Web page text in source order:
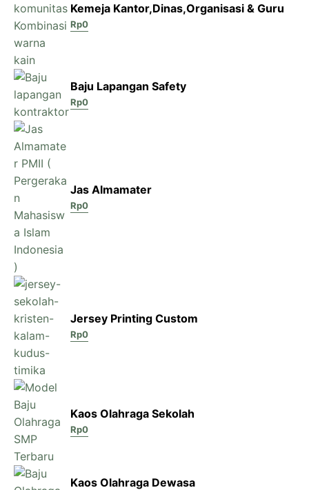
Kemeja Kantor,Dinas,Organisasi & Guru
Rp0
Baju Lapangan Safety
Rp0
Jas Almamater
Rp0
Jersey Printing Custom
Rp0
Kaos Olahraga Sekolah
Rp0
Kaos Olahraga Dewasa